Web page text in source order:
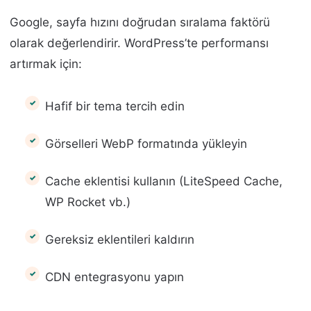
Google, sayfa hızını doğrudan sıralama faktörü
olarak değerlendirir. WordPress’te performansı
artırmak için:
Hafif bir tema tercih edin
Görselleri WebP formatında yükleyin
Cache eklentisi kullanın (LiteSpeed Cache,
WP Rocket vb.)
Gereksiz eklentileri kaldırın
CDN entegrasyonu yapın